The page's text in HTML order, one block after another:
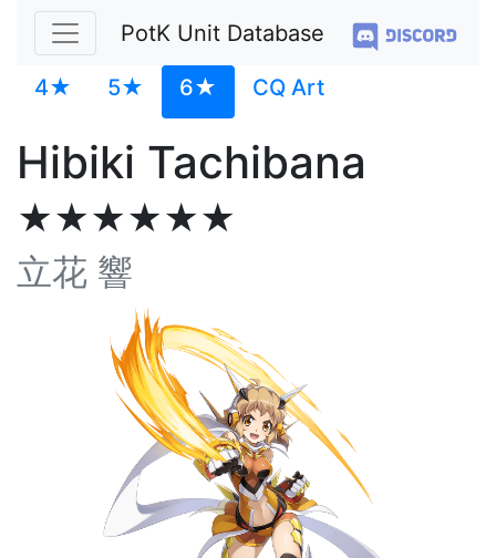
PotK Unit Database
4★ 5★ 6★ CQ Art
Hibiki Tachibana
★★★★★★
立花 響